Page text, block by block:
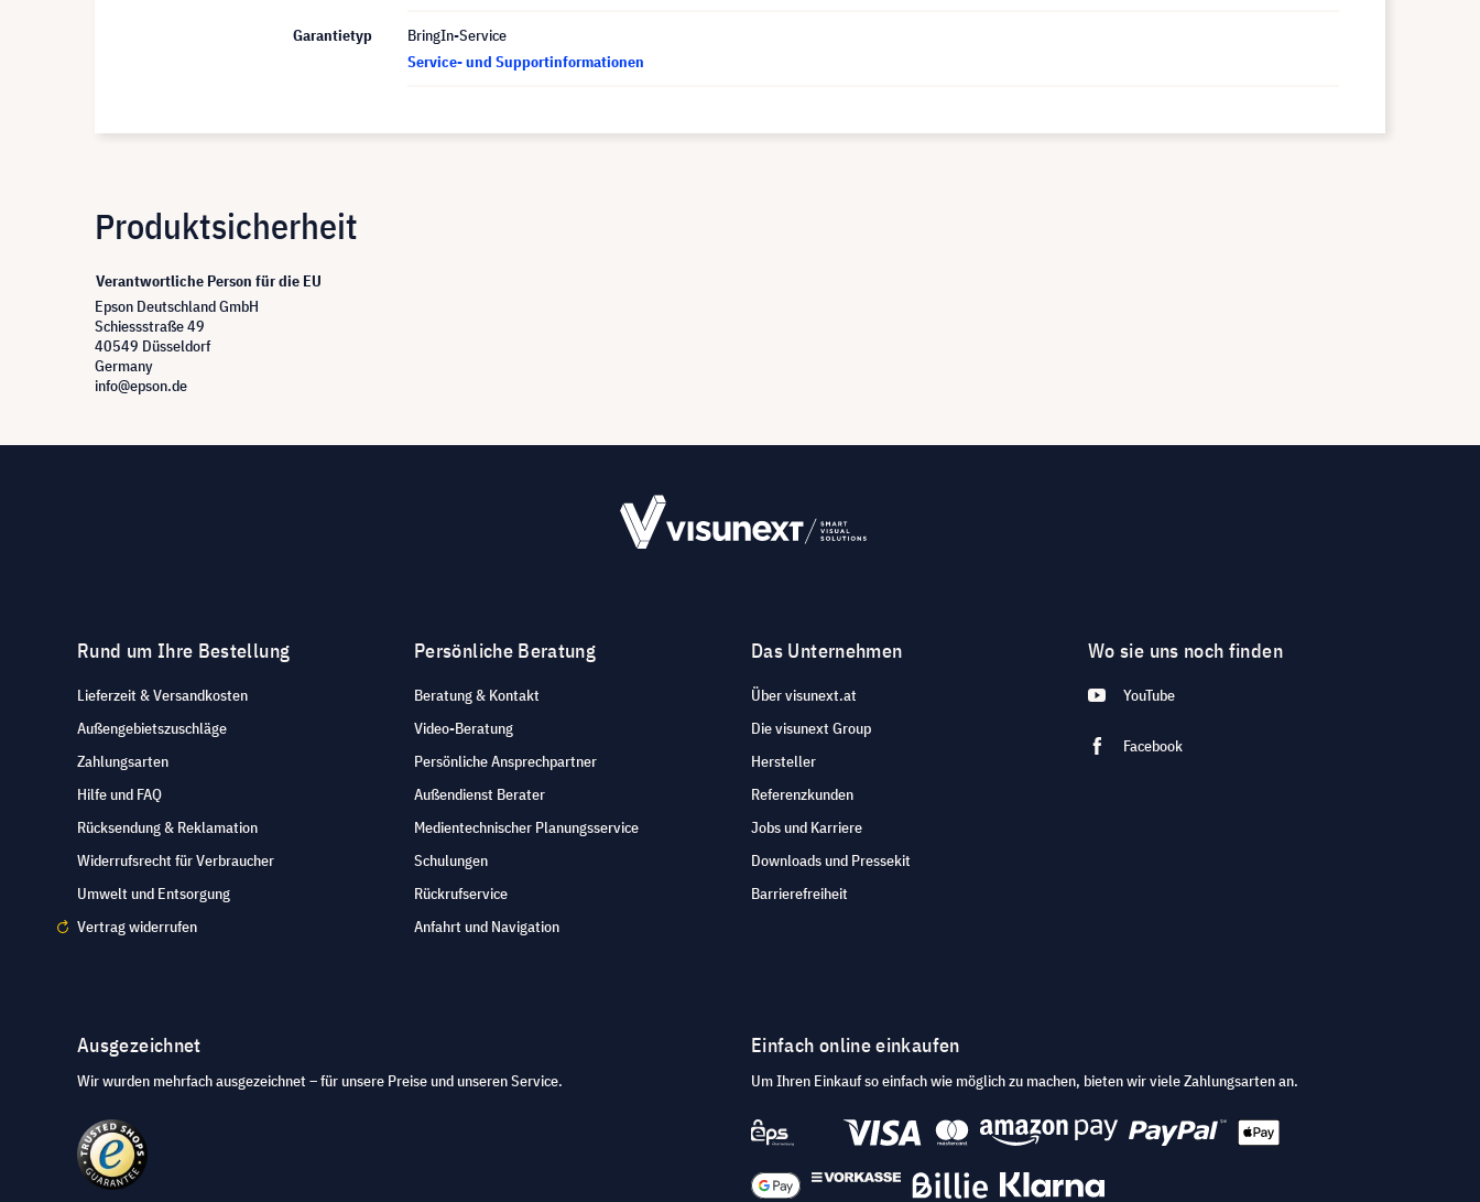
Garantietyp
BringIn-Service
Service- und Supportinformationen
Produktsicherheit
Verantwortliche Person für die EU
Epson Deutschland GmbH
Schiessstraße 49
40549 Düsseldorf
Germany
info@epson.de
Rund um Ihre Bestellung
Lieferzeit & Versandkosten
Außengebietszuschläge
Zahlungsarten
Hilfe und FAQ
Rücksendung & Reklamation
Widerrufsrecht für Verbraucher
Umwelt und Entsorgung
Vertrag widerrufen
Persönliche Beratung
Beratung & Kontakt
Video-Beratung
Persönliche Ansprechpartner
Außendienst Berater
Medientechnischer Planungsservice
Schulungen
Rückrufservice
Anfahrt und Navigation
Das Unternehmen
Über visunext.at
Die visunext Group
Hersteller
Referenzkunden
Jobs und Karriere
Downloads und Pressekit
Barrierefreiheit
Wo sie uns noch finden
YouTube
Facebook
Ausgezeichnet
Wir wurden mehrfach ausgezeichnet – für unsere Preise und unseren Service.
Einfach online einkaufen
Um Ihren Einkauf so einfach wie möglich zu machen, bieten wir viele Zahlungsarten an.